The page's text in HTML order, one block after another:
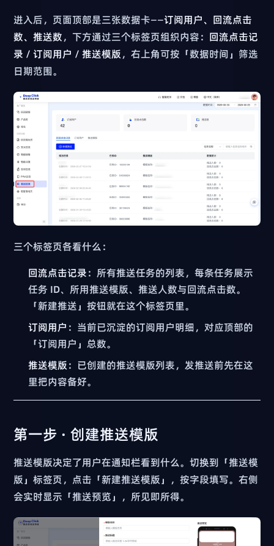
进入后，页面顶部是三张数据卡——订阅用户、回流点击
数、推送数，下方通过三个标签页组织内容： 回流点击记
录 / 订阅用户 / 推送模版，右上角可按「数据时间」筛选
日期范围。
三个标签页各看什么：
回流点击记录：所有推送任务的列表，每条任务展示
任务 ID、所用推送模版、推送人数与回流点击数。
「新建推送」按钮就在这个标签页里。
订阅用户 ：当前已沉淀的订阅用户明细，对应顶部的
「订阅用户」总数。
推送模版：已创建的推送模版列表，发推送前先在这
里把内容备好。
第一步 · 创建推送模版
推送模版决定了用户在通知栏看到什么。切换到「推送模
版」标签页，点击「新建推送模版」，按字段填写。右侧
会实时显示「推送预览」，所见即所得。